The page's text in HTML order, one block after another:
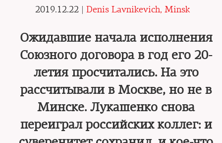
2019.12.22 | Denis Lavnikevich, Minsk
Ожидавшие начала исполнения
Союзного договора в год его 20-
летия просчитались. На это
рассчитывали в Москве, но не в
Минске. Лукашенко снова
переиграл российских коллег: и